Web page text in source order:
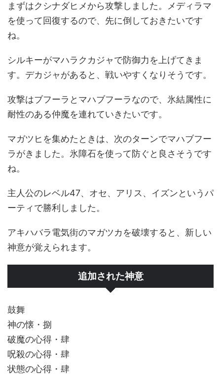
まずはクシナダヒメから攻撃しました。メディラマ
を使って回復するので、先に倒しておきたいです
ね。
シルキーがマハラクカジャで防御力を上げてきま
す。デカジャがあると、戦いやすくなりそうです。
攻撃はブフーラとマハブフーラなので、氷結属性に
耐性のある仲魔を連れていきたいです。
マガツヒを集めたときは、次のターンでマハブフー
ラがきました。氷障石を使って防ぐと良さそうです
ね。
主人公のレベル47、オセ、アリス、イズンというパ
ーティで勝利しました。
アキハバラ電気街のマガツカを破壊すると、新しい
神意が覚えられます。
追加された神意
鼓舞
神の懐・捌
破魔の心得・肆
呪殺の心得・肆
状態の心得・肆